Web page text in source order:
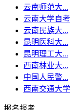
云南师范大...
云南大学自考
云南民族大...
昆明医科大...
昆明理工大...
西南林业大...
中国人民警...
西南交通大学
报名报考